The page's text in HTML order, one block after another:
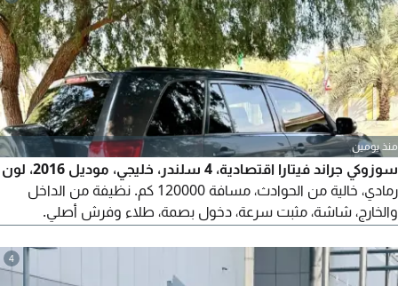
منذ يومين
سوزوكي جراند فيتارا اقتصادية، 4 سلندر، خليجي، موديل 2016، لون
رمادي، خالية من الحوادث، مسافة 120000 كم. نظيفة من الداخل
والخارج، شاشة، مثبت سرعة، دخول بصمة، طلاء وفرش أصلي.
وتأمين لمدة عام. رخصة وتأمين حديثان. يمكن فحص ناقل الحركة
والهيكل والمحرك في أي مكان. تم تغيير الزيت والفلاتر، وإطارات
4